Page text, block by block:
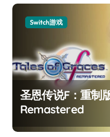
Switch游戏
圣恩传说F：重制
Remastered